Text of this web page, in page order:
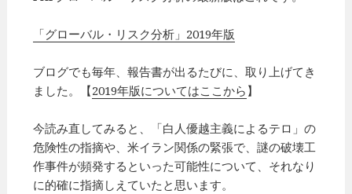
「グローバル・リスク分析」2019年版
ブログでも毎年、報告書が出るたびに、取り上げてき
ました。【2019年版についてはここから 】
今読み直してみると、「白人優越主義によるテロ」の
危険性の指摘や、米イラン関係の緊張で、謎の破壊工
作事件が頻発するといった可能性について、それなり
に的確に指摘しえていたと思います。